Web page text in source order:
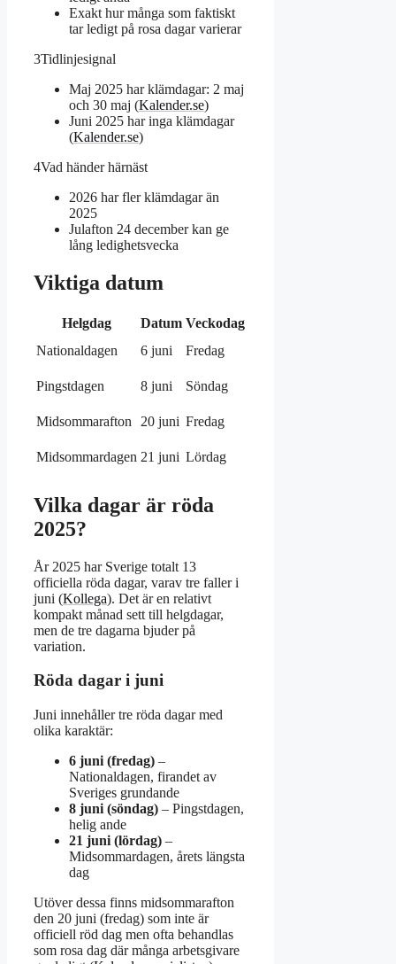
Exakt hur många som faktiskt
tar ledigt på rosa dagar varierar
3Tidlinjesignal
Maj 2025 har klämdagar: 2 maj
och 30 maj (Kalender.se)
Juni 2025 har inga klämdagar
(Kalender.se)
4Vad händer härnäst
2026 har fler klämdagar än
2025
Julafton 24 december kan ge
lång ledighetsvecka
Viktiga datum
Helgdag Datum Veckodag
Nationaldagen
6 juni Fredag
Pingstdagen
8 juni Söndag
Midsommarafton
20 juni Fredag
Midsommardagen 21 juni Lördag
Vilka dagar är röda
2025?
År 2025 har Sverige totalt 13
officiella röda dagar, varav tre faller i
juni (Kollega). Det är en relativt
kompakt månad sett till helgdagar,
men de tre dagarna bjuder på
variation.
Röda dagar i juni
Juni innehåller tre röda dagar med
olika karaktär:
6 juni (fredag) –
Nationaldagen, firandet av
Sveriges grundande
8 juni (söndag) – Pingstdagen,
helig ande
21 juni (lördag) –
Midsommardagen, årets längsta
dag
Utöver dessa finns midsommarafton
den 20 juni (fredag) som inte är
officiell röd dag men ofta behandlas
som rosa dag där många arbetsgivare